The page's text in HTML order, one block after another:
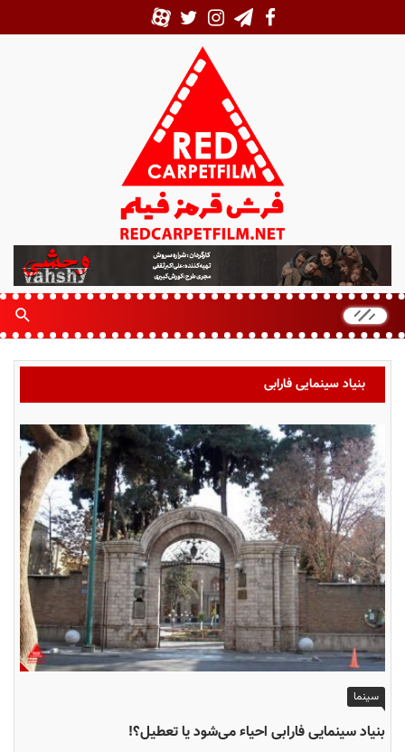
ر
ش
ر
م
ز
بنیاد سینمایی فارابی
سینما
بنیاد سینمایی فارابی احیاء می‌شود یا تعطیل؟!